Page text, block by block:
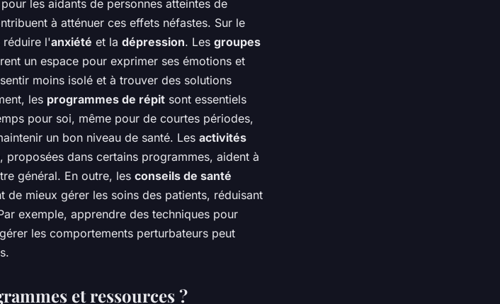
les aidants de personnes atteintes de
à atténuer ces effets néfastes. Sur le
réduire l'anxiété et la dépression. Les groupes
un espace pour exprimer ses émotions et
moins isolé et à trouver des solutions
les programmes de répit sont essentiels
pour soi, même pour de courtes périodes,
un bon niveau de santé. Les activités
dans certains programmes, aident à
général. En outre, les conseils de santé
de mieux gérer les soins des patients, réduisant
exemple, apprendre des techniques pour
les comportements perturbateurs peut
et ressources ?